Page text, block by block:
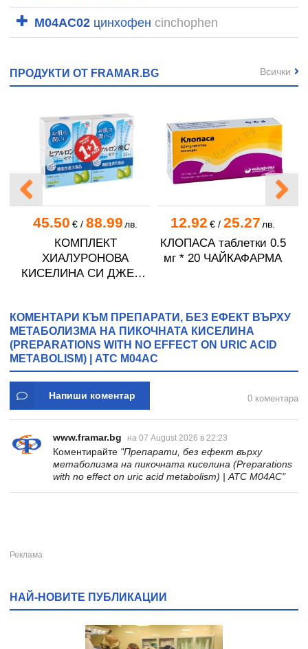
M04AC02 цинхофен cinchophen
ПРОДУКТИ ОТ FRAMAR.BG
45.50 €/ 88.99 лв.
КОМПЛЕКТ
ХИАЛУРОНОВА
КИСЕЛИНА СИ ДЖЕЛИ
12.92 €/ 25.27 лв.
КЛОПАСА таблeтки 0.5
мг * 20 ЧАЙКАФАРМА
Всички
КОМЕНТАРИ КЪМ ПРЕПАРАТИ, БЕЗ ЕФЕКТ ВЪРХУ
МЕТАБОЛИЗМА НА ПИКОЧНАТА КИСЕЛИНА
(PREPARATIONS WITH NO EFFECT ON URIC ACID
METABOLISM) | ATC M04AC
Напиши коментар 0 коментара
www.framar.bg на 07 August 2026 в 22:23
Коментирайте "Препарати, без ефект върху
метаболизма на пикочната киселина (Preparations
with no effect on uric acid metabolism) | ATC M04AC"
НАЙ-НОВИТЕ ПУБЛИКАЦИИ